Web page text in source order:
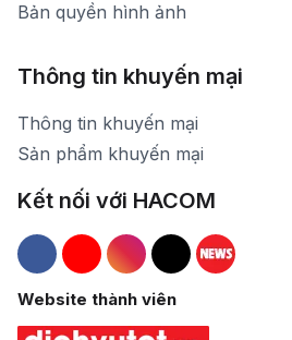
Bản quyền hình ảnh
Thông tin khuyến mại
Thông tin khuyến mại
Sản phẩm khuyến mại
Kết nối với HACOM
Hacom Facebook
Hacom YouTube
Hacom Instagram
Hacom TikTok
Website thành viên